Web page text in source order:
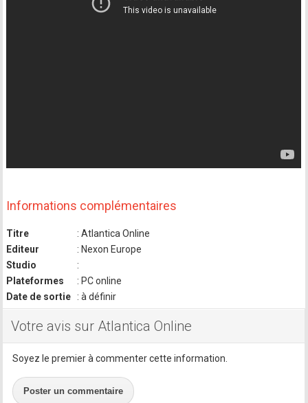
Informations complémentaires
Titre
: Atlantica Online
Editeur
: Nexon Europe
Studio
:
Plateformes
: PC online
Date de sortie
: à définir
Votre avis sur Atlantica Online
Soyez le premier à commenter cette information.
Poster un commentaire